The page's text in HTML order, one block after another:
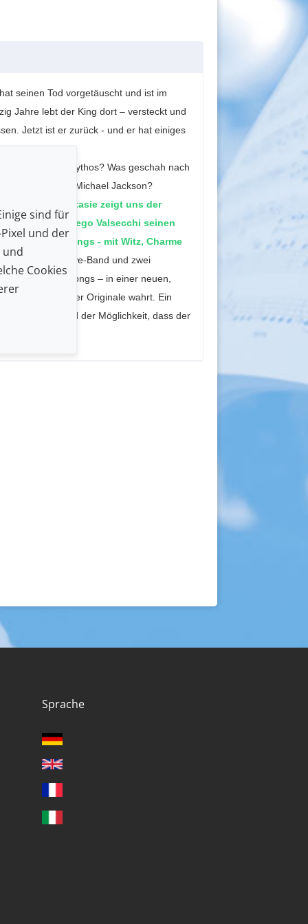
seinen Tod vorgetäuscht und ist im
Jahre lebt der King dort – versteckt und
Jetzt ist er zurück - und er hat einiges
des eigenen Mythos? Was geschah nach
Mauerfall und Michael Jackson?
Fantasie zeigt uns der
Kabarettist Diego Valsecchi seinen
Leben des Kings - mit Witz, Charme
vierköpfigen Live-Band und zwei
unsterbliche Songs – in einer neuen,
den Geist der Originale wahrt. Ein
– und der Möglichkeit, dass der
Sprache
sind für
und der
und
Cookies